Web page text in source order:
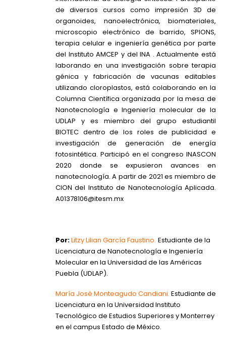
de diversos cursos como impresión 3D de
organoides, nanoelectrónica, biomateriales,
microscopio electrónico de barrido, SPIONS,
terapia celular e ingeniería genética por parte
del Instituto AMCEP y del INA . Actualmente está
laborando en una investigación sobre terapia
génica y fabricación de vacunas editables
utilizando cloroplastos, está colaborando en la
Columna Científica organizada por la mesa de
Nanotecnología e Ingeniería molecular de la
UDLAP y es miembro del grupo estudiantil
BIOTEC dentro de los roles de publicidad e
investigación de generación de energía
fotosintética. Participó en el congreso INASCON
2020 donde se expusieron avances en
nanotecnología. A partir de 2021 es miembro de
CION del Instituto de Nanotecnología Aplicada.
A01378106@itesm.mx
Por:Litzy Lilian García Faustino. Estudiante de la
Licenciatura de Nanotecnología e Ingeniería
Molecular en la Universidad de las Américas
Puebla (UDLAP).
María José Monteagudo Candiani. Estudiante de
Licenciatura en la Universidad Instituto
Tecnológico de Estudios Superiores y Monterrey
en el campus Estado de México.